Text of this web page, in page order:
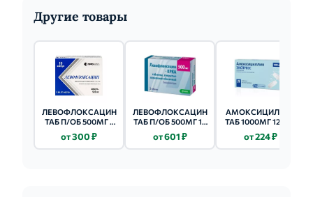
Другие товары
ЛЕВОФЛОКСАЦИН
ТАБ П/ОБ 500МГ 7
от 300 ₽
ЛЕВОФЛОКСАЦИН
ТАБ П/ОБ 500МГ 10
от 601 ₽
АМОКСИЦИЛЛИН
ТАБ 1000МГ 12 ШТ.
от 224 ₽